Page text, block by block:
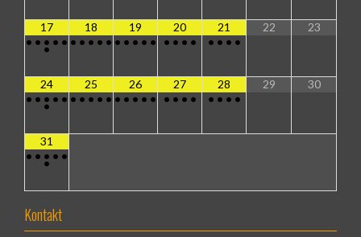
17
• • • • •
•
18
• • • • •
19
• • • • •
20
• • • •
21
• • • •
22 23
24
• • • • •
•
25
• • • • •
26
• • • • •
27
• • • •
28
• • • •
29 30
31
• • • • •
•
Kontakt